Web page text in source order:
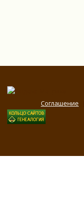
Соглашение